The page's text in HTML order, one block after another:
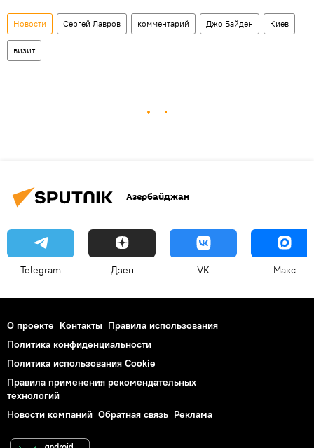
Новости Сергей Лавров комментарий Джо Байден Киев
визит
Азербайджан
Telegram Дзен VK Макс
О проекте Контакты Правила использования
Политика конфиденциальности
Политика использования Cookie
Правила применения рекомендательных
технологий
Новости компаний Обратная связь Реклама